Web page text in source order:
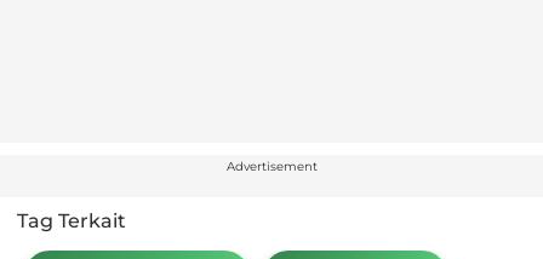
Advertisement
Tag Terkait